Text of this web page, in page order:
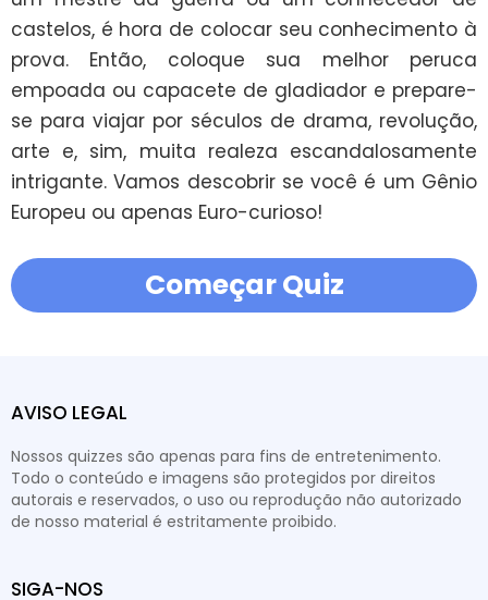
castelos, é hora de colocar seu conhecimento à
prova. Então, coloque sua melhor peruca
empoada ou capacete de gladiador e prepare-
se para viajar por séculos de drama, revolução,
arte e, sim, muita realeza escandalosamente
intrigante. Vamos descobrir se você é um Gênio
Europeu ou apenas Euro-curioso!
Começar Quiz
AVISO LEGAL
Nossos quizzes são apenas para fins de entretenimento.
Todo o conteúdo e imagens são protegidos por direitos
autorais e reservados, o uso ou reprodução não autorizado
de nosso material é estritamente proibido.
SIGA-NOS